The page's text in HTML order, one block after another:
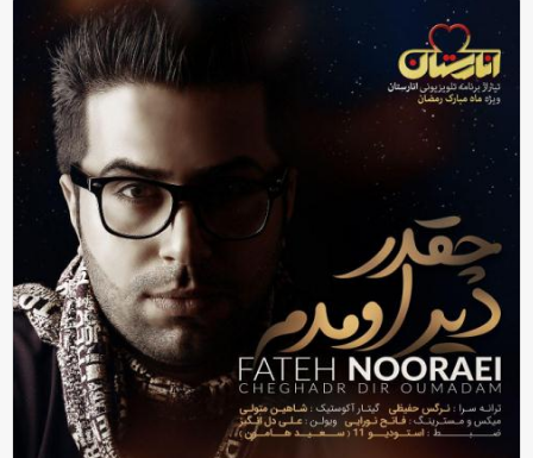
دانلود آهنگ جدید و فوق العاده زیبای رفتی کجا ترانه : عطا میر شریف الدین /